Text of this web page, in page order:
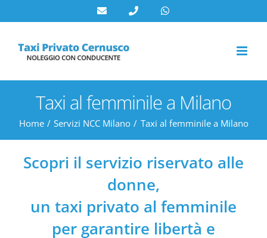
al
Taxi al femminile a Milano
Home Servizi NCC Milano Taxi al femminile a Milano
Scopri il servizio riservato alle
donne,
un taxi privato al femminile
per garantire libertà e